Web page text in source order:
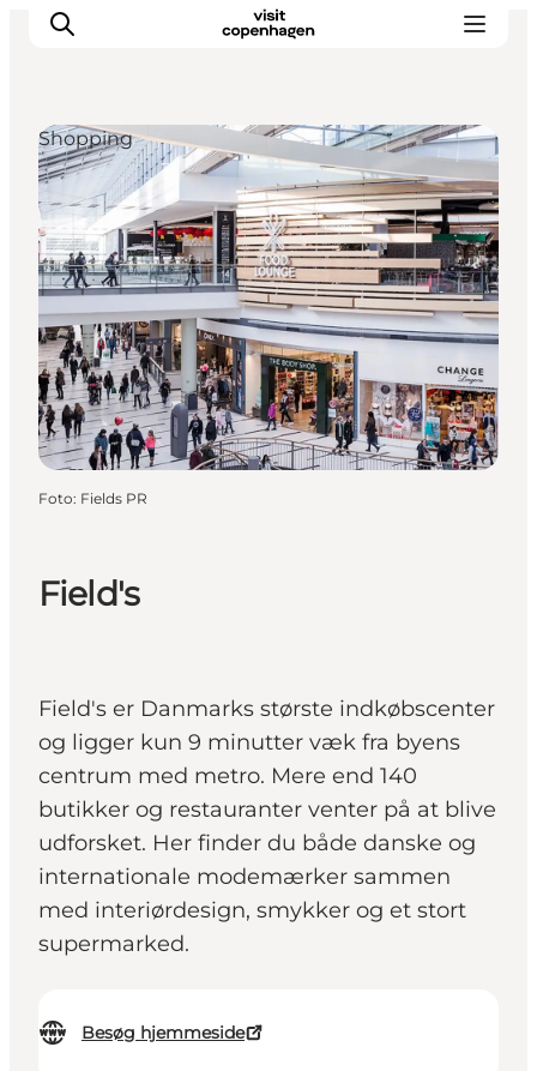
This is Copenhagen
Aktiviteter
Spis & drik
Områder
Planlæg din tur
CopenPay
Copenhagen Card
Field's
Field's er Danmarks største indkøbscenter
og ligger kun 9 minutter væk fra byens
centrum med metro. Mere end 140
butikker og restauranter venter på at blive
udforsket. Her finder du både danske og
internationale modemærker sammen
med interiørdesign, smykker og et stort
supermarked.
Besøg hjemmeside
Shopping
Foto: Fields PR